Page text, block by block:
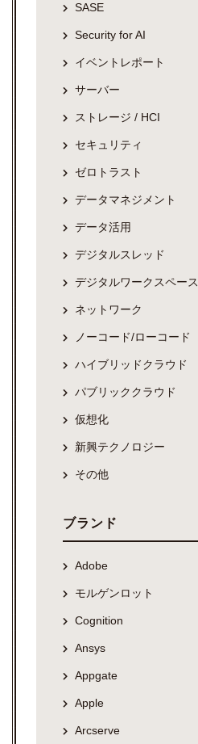
SASE
Security for AI
イベントレポート
サーバー
ストレージ / HCI
セキュリティ
ゼロトラスト
データマネジメント
データ活用
デジタルスレッド
デジタルワークスペース
ネットワーク
ノーコード/ローコード
ハイブリッドクラウド
パブリッククラウド
仮想化
新興テクノロジー
その他
ブランド
Adobe
モルゲンロット
Cognition
Ansys
Appgate
Apple
Arcserve